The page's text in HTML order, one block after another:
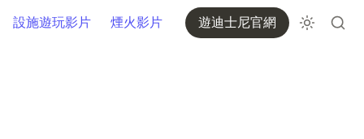
設施遊玩影片 煙火影片 遊迪士尼官網